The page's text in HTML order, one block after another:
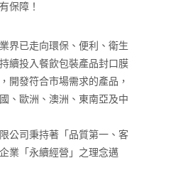
保障！
界已走向環保、便利、衛生
續投入餐飲包裝產品封口膜
開發符合市場需求的產品，
、歐洲、澳洲、東南亞及中
公司秉持著「品質第一、客
業「永續經營」之理念邁